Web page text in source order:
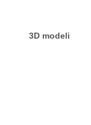
3D modeli